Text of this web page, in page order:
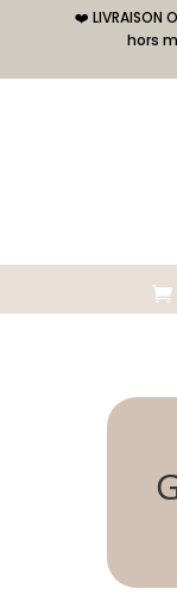
❤️ LIVRAISON
hors